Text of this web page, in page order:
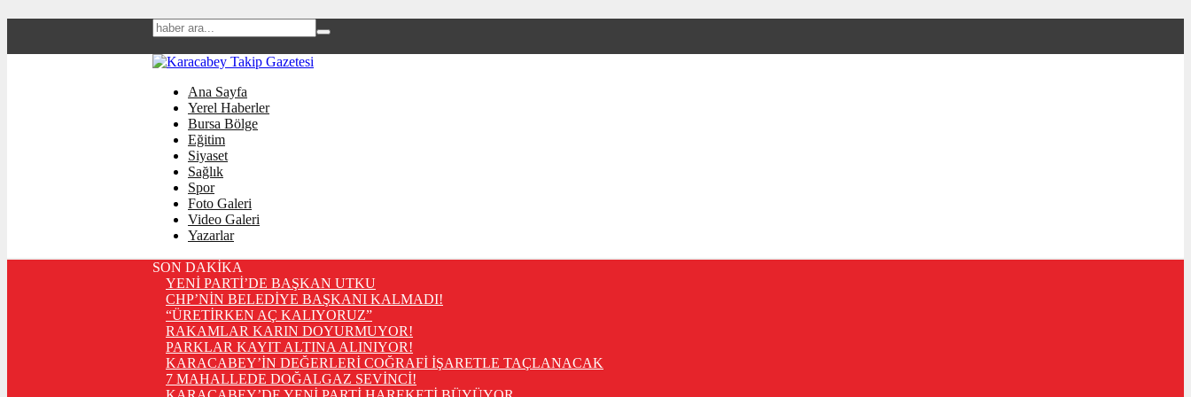
Ana Sayfa
Yerel Haberler
Bursa Bölge
Eğitim
Siyaset
Sağlık
Spor
Foto Galeri
Video Galeri
Yazarlar
SON DAKİKA
YENİ PARTİ’DE BAŞKAN UTKU
CHP’NİN BELEDİYE BAŞKANI KALMADI!
“ÜRETİRKEN AÇ KALIYORUZ”
RAKAMLAR KARIN DOYURMUYOR!
PARKLAR KAYIT ALTINA ALINIYOR!
KARACABEY’İN DEĞERLERİ COĞRAFİ İŞARETLE TAÇLANACAK
7 MAHALLEDE DOĞALGAZ SEVİNCİ!